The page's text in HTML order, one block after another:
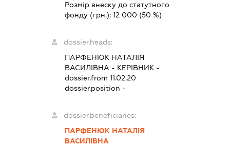
Розмір внеску до статутного
фонду (грн.):12 000 (50 %)
dossier.heads:
ПАРФЕНЮК НАТАЛІЯ
ВАСИЛІВНА - КЕРІВНИК -
dossier.from 11.02.20
dossier.position -
dossier.beneficiaries:
ПАРФЕНЮК НАТАЛІЯ
ВАСИЛІВНА